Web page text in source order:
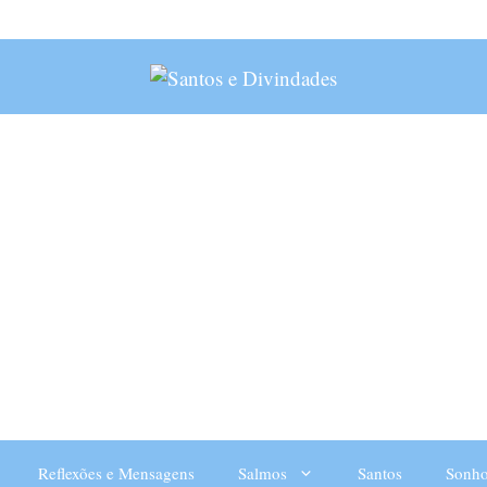
Reflexões e Mensagens Salmos Santos